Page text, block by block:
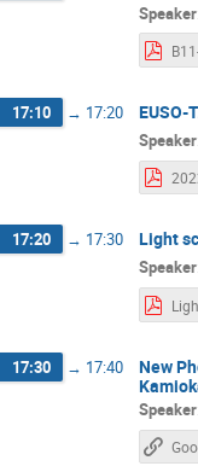
Speaker
17:10 → 17:20 EUSO-
Speaker
17:20 → 17:30 Light
Speaker
17:30 → 17:40
New
Speaker